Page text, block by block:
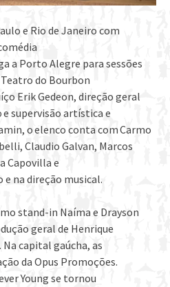
e Rio de Janeiro com
a Porto Alegre para sessões
Teatro do Bourbon
Erik Gedeon, direção geral
supervisão artística e
o elenco conta com Carmo
Claudio Galvan, Marcos
Capovilla e
na direção musical.
stand-in Naíma e Drayson
geral de Henrique
capital gaúcha, as
da Opus Promoções.
Young se tornou